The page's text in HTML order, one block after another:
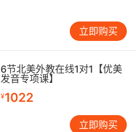
立即购买
6节北美外教在线1对1【优美
发音专项课】
¥1022
立即购买